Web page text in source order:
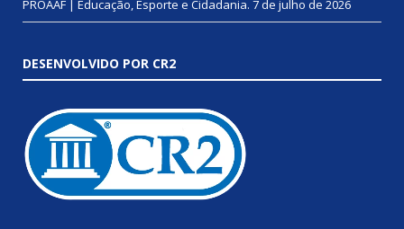
PROAAF | Educação, Esporte e Cidadania. 7 de julho de 2026
DESENVOLVIDO POR CR2